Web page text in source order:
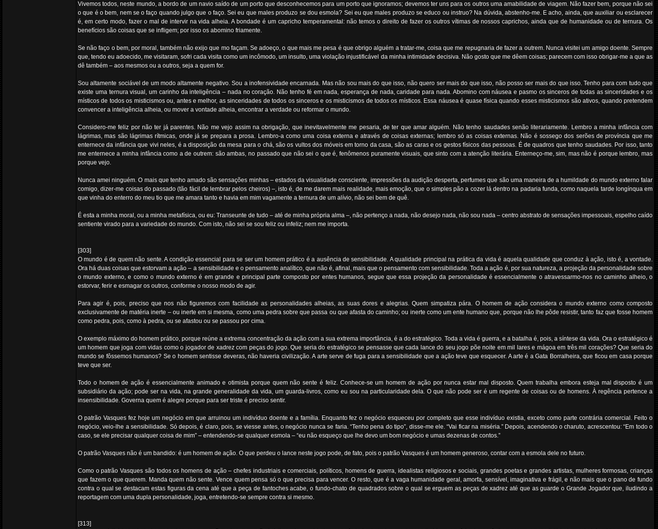
Vivemos todos, neste mundo, a bordo de um navio saído de um porto que desconhecemos para um porto que ignoramos; devemos ter uns para os outros uma amabilidade de viagem. Não fazer bem, porque não sei
o que é o bem, nem se o faço quando julgo que o faço. Sei eu que males produzo se dou esmola? Sei eu que males produzo se educo ou instruo? Na dúvida, abstenho-me. E acho, ainda, que auxiliar ou esclarecer
é, em certo modo, fazer o mal de intervir na vida alheia. A bondade é um capricho temperamental: não temos o direito de fazer os outros vítimas de nossos caprichos, ainda que de humanidade ou de ternura. Os
benefícios são coisas que se infligem; por isso os abomino friamente.
Se não faço o bem, por moral, também não exijo que mo façam. Se adoeço, o que mais me pesa é que obrigo alguém a tratar-me, coisa que me repugnaria de fazer a outrem. Nunca visitei um amigo doente. Sempre
que, tendo eu adoecido, me visitaram, sofri cada visita como um incômodo, um insulto, uma violação injustificável da minha intimidade decisiva. Não gosto que me dêem coisas; parecem com isso obrigar-me a que as
dê também – aos mesmos ou a outros, seja a quem for.
Sou altamente sociável de um modo altamente negativo. Sou a inofensividade encarnada. Mas não sou mais do que isso, não quero ser mais do que isso, não posso ser mais do que isso. Tenho para com tudo que
existe uma ternura visual, um carinho da inteligência – nada no coração. Não tenho fé em nada, esperança de nada, caridade para nada. Abomino com náusea e pasmo os sinceros de todas as sinceridades e os
místicos de todos os misticismos ou, antes e melhor, as sinceridades de todos os sinceros e os misticismos de todos os místicos. Essa náusea é quase física quando esses misticismos são ativos, quando pretendem
convencer a inteligência alheia, ou mover a vontade alheia, encontrar a verdade ou reformar o mundo.
Considero-me feliz por não ter já parentes. Não me vejo assim na obrigação, que inevitavelmente me pesaria, de ter que amar alguém. Não tenho saudades senão literariamente. Lembro a minha infância com
lágrimas, mas são lágrimas rítmicas, onde já se prepara a prosa. Lembro-a como uma coisa externa e através de coisas externas; lembro só as coisas externas. Não é sossego dos serões de província que me
enternece da infância que vivi neles, é a disposição da mesa para o chá, são os vultos dos móveis em torno da casa, são as caras e os gestos físicos das pessoas. É de quadros que tenho saudades. Por isso, tanto
me enternece a minha infância como a de outrem: são ambas, no passado que não sei o que é, fenômenos puramente visuais, que sinto com a atenção literária. Enterneço-me, sim, mas não é porque lembro, mas
porque vejo.
Nunca amei ninguém. O mais que tenho amado são sensações minhas – estados da visualidade consciente, impressões da audição desperta, perfumes que são uma maneira de a humildade do mundo externo falar
comigo, dizer-me coisas do passado (tão fácil de lembrar pelos cheiros) –, isto é, de me darem mais realidade, mais emoção, que o simples pão a cozer lá dentro na padaria funda, como naquela tarde longínqua em
que vinha do enterro do meu tio que me amara tanto e havia em mim vagamente a ternura de um alívio, não sei bem de quê.
É esta a minha moral, ou a minha metafísica, ou eu: Transeunte de tudo – até de minha própria alma –, não pertenço a nada, não desejo nada, não sou nada – centro abstrato de sensações impessoais, espelho caído
sentiente virado para a variedade do mundo. Com isto, não sei se sou feliz ou infeliz; nem me importa.
[303]
O mundo é de quem não sente. A condição essencial para se ser um homem prático é a ausência de sensibilidade. A qualidade principal na prática da vida é aquela qualidade que conduz à ação, isto é, a vontade.
Ora há duas coisas que estorvam a ação – a sensibilidade e o pensamento analítico, que não é, afinal, mais que o pensamento com sensibilidade. Toda a ação é, por sua natureza, a projeção da personalidade sobre
o mundo externo, e como o mundo externo é em grande e principal parte composto por entes humanos, segue que essa projeção da personalidade é essencialmente o atravessarmo-nos no caminho alheio, o
estorvar, ferir e esmagar os outros, conforme o nosso modo de agir.
Para agir é, pois, preciso que nos não figuremos com facilidade as personalidades alheias, as suas dores e alegrias. Quem simpatiza pára. O homem de ação considera o mundo externo como composto
exclusivamente de matéria inerte – ou inerte em si mesma, como uma pedra sobre que passa ou que afasta do caminho; ou inerte como um ente humano que, porque não lhe pôde resistir, tanto faz que fosse homem
como pedra, pois, como à pedra, ou se afastou ou se passou por cima.
O exemplo máximo do homem prático, porque reúne a extrema concentração da ação com a sua extrema importância, é a do estratégico. Toda a vida é guerra, e a batalha é, pois, a síntese da vida. Ora o estratégico é
um homem que joga com vidas como o jogador de xadrez com peças do jogo. Que seria do estratégico se pensasse que cada lance do seu jogo põe noite em mil lares e mágoa em três mil corações? Que seria do
mundo se fôssemos humanos? Se o homem sentisse deveras, não haveria civilização. A arte serve de fuga para a sensibilidade que a ação teve que esquecer. A arte é a Gata Borralheira, que ficou em casa porque
teve que ser.
Todo o homem de ação é essencialmente animado e otimista porque quem não sente é feliz. Conhece-se um homem de ação por nunca estar mal disposto. Quem trabalha embora esteja mal disposto é um
subsidiário da ação; pode ser na vida, na grande generalidade da vida, um guarda-livros, como eu sou na particularidade dela. O que não pode ser é um regente de coisas ou de homens. À regência pertence a
insensibilidade. Governa quem é alegre porque para ser triste é preciso sentir.
O patrão Vasques fez hoje um negócio em que arruinou um indivíduo doente e a família. Enquanto fez o negócio esqueceu por completo que esse indivíduo existia, exceto como parte contrária comercial. Feito o
negócio, veio-lhe a sensibilidade. Só depois, é claro, pois, se viesse antes, o negócio nunca se faria. “Tenho pena do tipo”, disse-me ele. “Vai ficar na miséria.” Depois, acendendo o charuto, acrescentou: “Em todo o
caso, se ele precisar qualquer coisa de mim” – entendendo-se qualquer esmola – “eu não esqueço que lhe devo um bom negócio e umas dezenas de contos.”
O patrão Vasques não é um bandido: é um homem de ação. O que perdeu o lance neste jogo pode, de fato, pois o patrão Vasques é um homem generoso, contar com a esmola dele no futuro.
Como o patrão Vasques são todos os homens de ação – chefes industriais e comerciais, políticos, homens de guerra, idealistas religiosos e sociais, grandes poetas e grandes artistas, mulheres formosas, crianças
que fazem o que querem. Manda quem não sente. Vence quem pensa só o que precisa para vencer. O resto, que é a vaga humanidade geral, amorfa, sensível, imaginativa e frágil, e não mais que o pano de fundo
contra o qual se destacam estas figuras da cena até que a peça de fantoches acabe, o fundo-chato de quadrados sobre o qual se erguem as peças de xadrez até que as guarde o Grande Jogador que, iludindo a
reportagem com uma dupla personalidade, joga, entretendo-se sempre contra si mesmo.
[313]